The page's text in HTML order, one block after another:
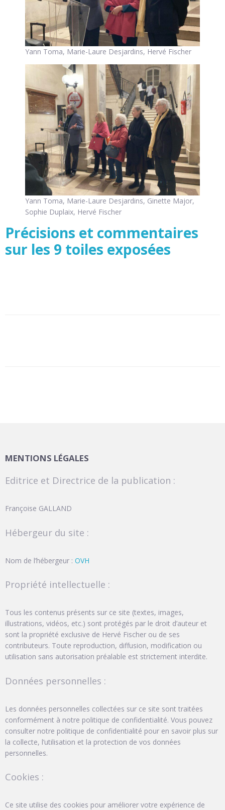
Yann Toma, Marie-Laure Desjardins, Hervé Fischer
Yann Toma, Marie-Laure Desjardins, Ginette Major,
Sophie Duplaix, Hervé Fischer
Précisions et commentaires
sur les 9 toiles exposées
MENTIONS LÉGALES
Editrice et Directrice de la publication :
Françoise GALLAND
Hébergeur du site :
Nom de l’hébergeur : OVH
Propriété intellectuelle :
Tous les contenus présents sur ce site (textes, images,
illustrations, vidéos, etc.) sont protégés par le droit d’auteur et
sont la propriété exclusive de Hervé Fischer ou de ses
contributeurs. Toute reproduction, diffusion, modification ou
utilisation sans autorisation préalable est strictement interdite.
Données personnelles :
Les données personnelles collectées sur ce site sont traitées
conformément à notre politique de confidentialité. Vous pouvez
consulter notre politique de confidentialité pour en savoir plus sur
la collecte, l’utilisation et la protection de vos données
personnelles.
Cookies :
Ce site utilise des cookies pour améliorer votre expérience de